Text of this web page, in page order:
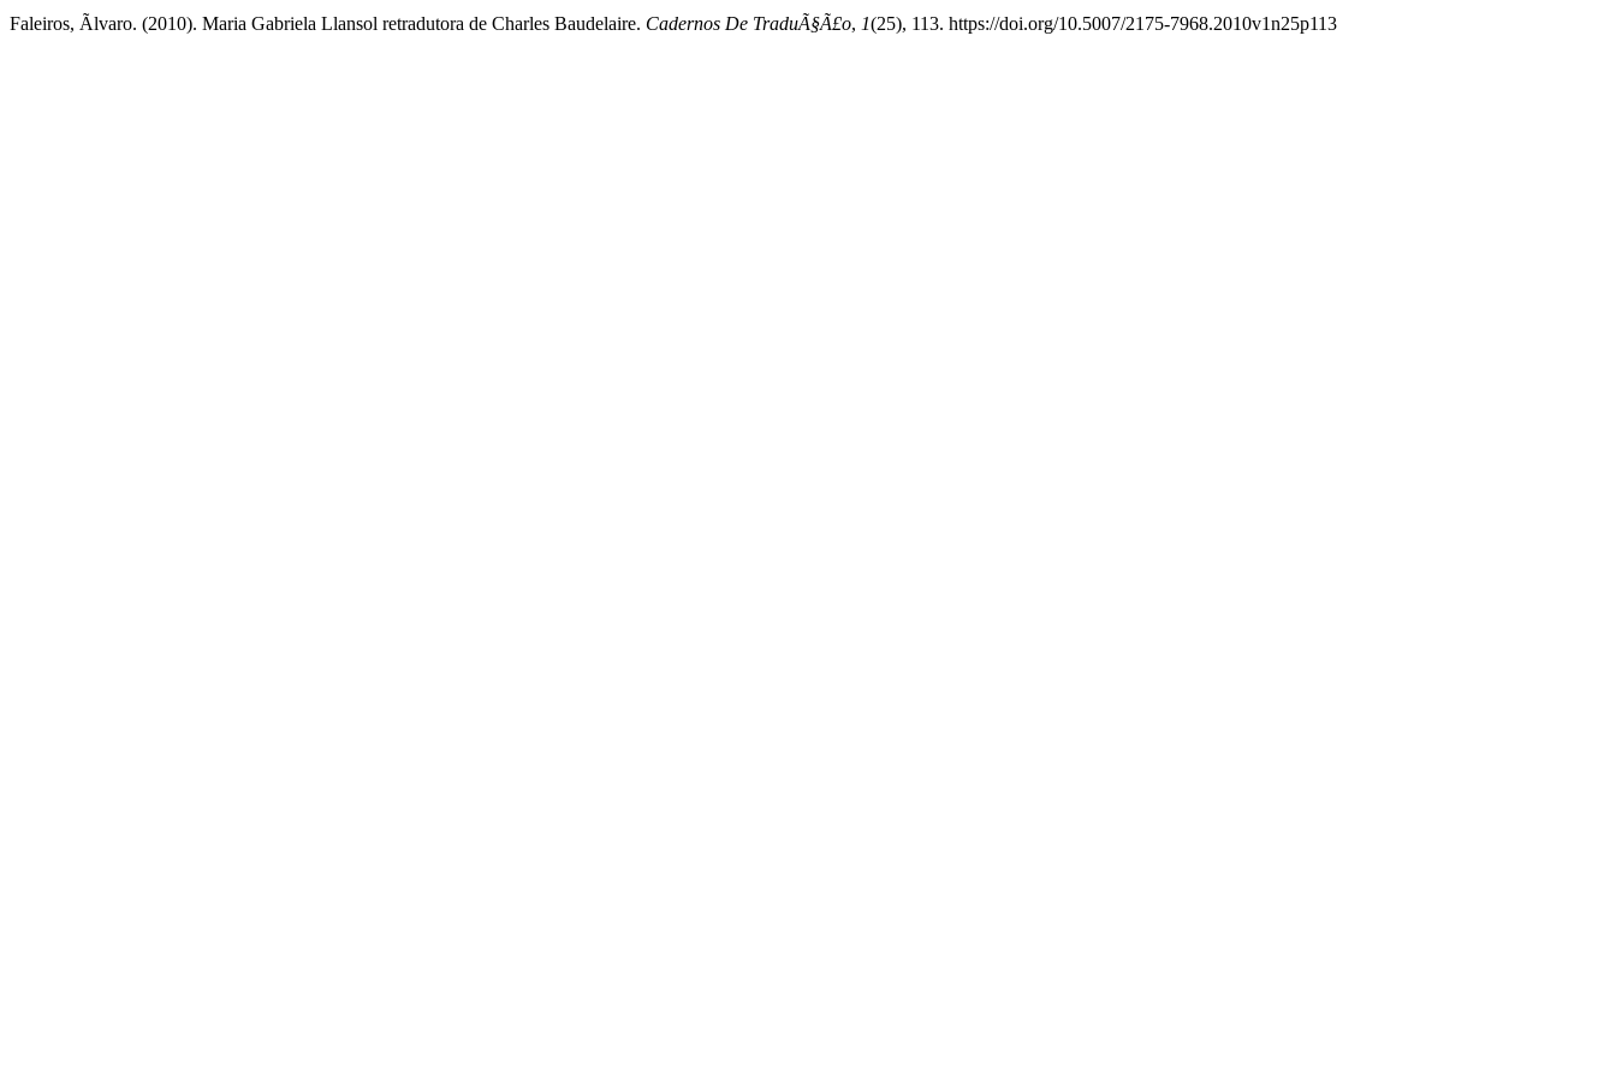
Faleiros, Ãlvaro. (2010). Maria Gabriela Llansol retradutora de Charles Baudelaire. Cadernos De TraduÃ§Ã£o, 1(25), 113. https://doi.org/10.5007/2175-7968.2010v1n25p113